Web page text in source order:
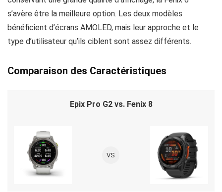
s’avère être la meilleure option. Les deux modèles
bénéficient d’écrans AMOLED, mais leur approche et le
type d’utilisateur qu’ils ciblent sont assez différents.
Comparaison des Caractéristiques
Epix Pro G2 vs. Fenix 8
VS